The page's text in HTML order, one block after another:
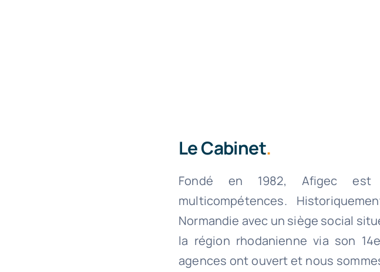
Le Cabinet.
Fondé en 1982, Afigec est
multicompétences.
Normandie avec un siège social
la région rhodanienne via son
agences ont ouvert et nous